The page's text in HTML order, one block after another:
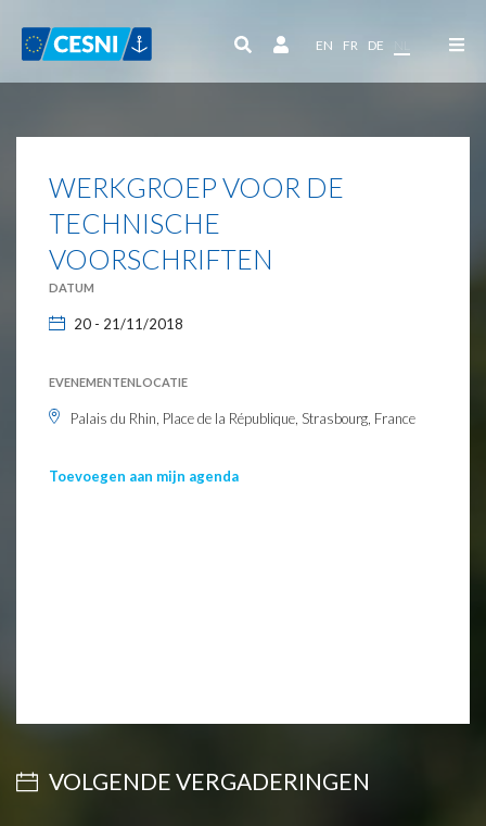
EN FR DE
WERKGROEP VOOR DE
TECHNISCHE
VOORSCHRIFTEN
DATUM
20 - 21/11/2018
EVENEMENTENLOCATIE
Palais du Rhin, Place de la République, Strasbourg, France
Toevoegen aan mijn agenda
VOLGENDE VERGADERINGEN